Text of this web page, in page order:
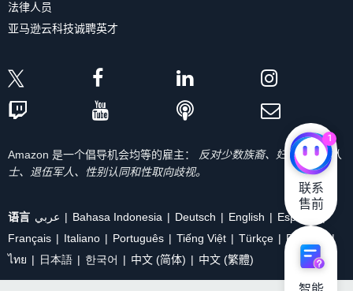
法律人员
亚马逊云科技诚聘英才
Amazon 是一个倡导机会均等的雇主：
反对少数族裔、妇女、残疾人
士、退伍军人、性别认同和性取向歧视。
语言 عربي Bahasa Indonesia Deutsch English
Español
Français
Italiano Português Tiếng Việt Türkçe
Ρусский
ไทย
日本語 한국어 中文 (简体) 中文 (繁體)
1
联系
售前